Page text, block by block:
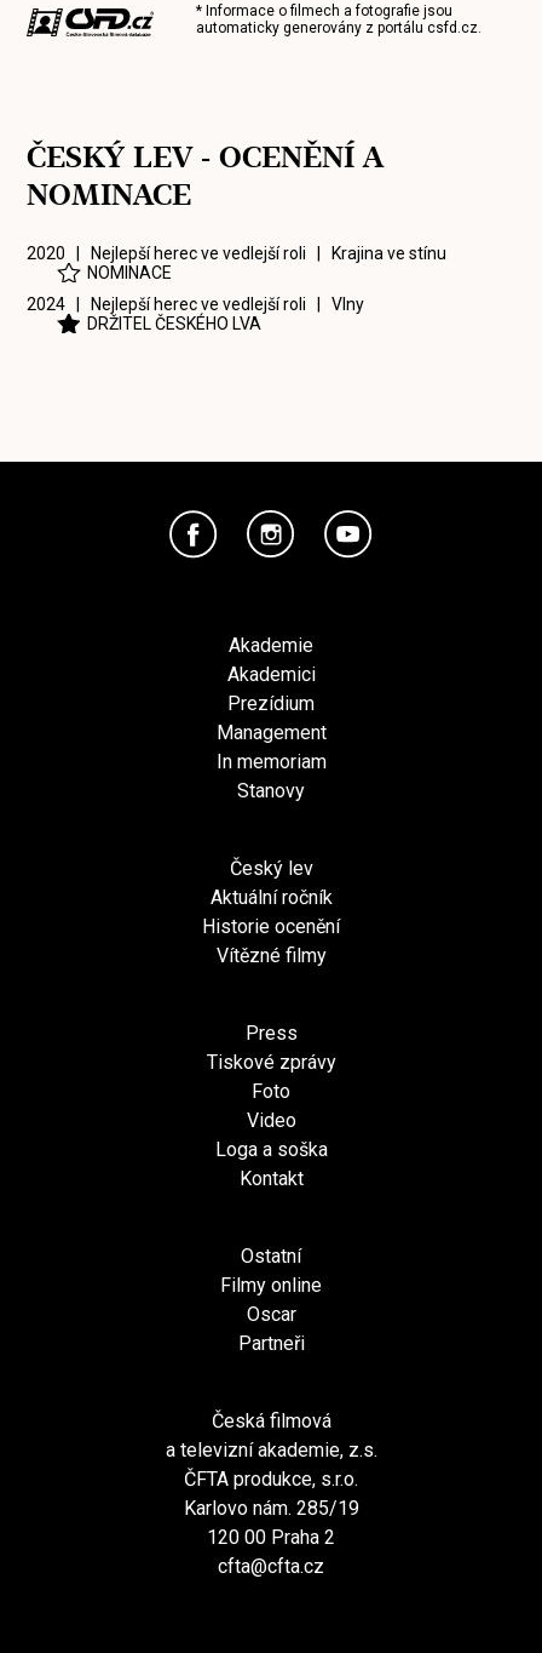
* Informace o filmech a fotografie jsou
automaticky generovány z portálucsfd.cz.
ČESKÝ LEV - OCENĚNÍ A
NOMINACE
2020 | Nejlepší herec ve vedlejší roli | Krajina ve stínu
NOMINACE
2024 | Nejlepší herec ve vedlejší roli |Vlny
DRŽITEL ČESKÉHO LVA
Akademie
Akademici
Prezídium
Management
In memoriam
Stanovy
Český lev
Aktuální ročník
Historie ocenění
Vítězné filmy
Press
Tiskové zprávy
Foto
Video
Loga a soška
Kontakt
Ostatní
Filmy online
Oscar
Partneři
Česká filmová
a televizní akademie, z.s.
ČFTA produkce, s.r.o.
Karlovo nám. 285/19
120 00 Praha 2
cfta@cfta.cz